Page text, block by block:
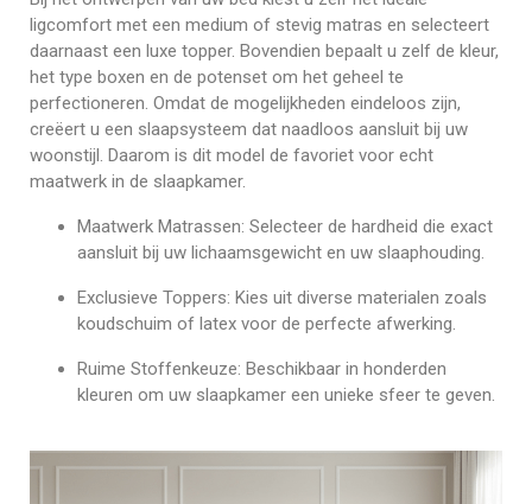
ligcomfort met een medium of stevig matras en selecteert
daarnaast een luxe topper. Bovendien bepaalt u zelf de kleur,
het type boxen en de potenset om het geheel te
perfectioneren. Omdat de mogelijkheden eindeloos zijn,
creëert u een slaapsysteem dat naadloos aansluit bij uw
woonstijl. Daarom is dit model de favoriet voor echt
maatwerk in de slaapkamer.
Maatwerk Matrassen: Selecteer de hardheid die exact
aansluit bij uw lichaamsgewicht en uw slaaphouding.
Exclusieve Toppers: Kies uit diverse materialen zoals
koudschuim of latex voor de perfecte afwerking.
Ruime Stoffenkeuze: Beschikbaar in honderden
kleuren om uw slaapkamer een unieke sfeer te geven.